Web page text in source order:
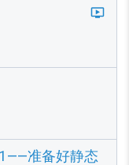
准备好静态